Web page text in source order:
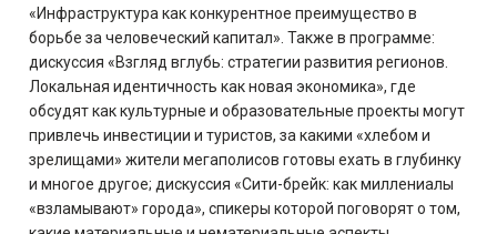
«Инфраструктура как конкурентное преимущество в
борьбе за человеческий капитал». Также в программе:
дискуссия «Взгляд вглубь: стратегии развития регионов.
Локальная идентичность как новая экономика», где
обсудят как культурные и образовательные проекты могут
привлечь инвестиции и туристов, за какими «хлебом и
зрелищами» жители мегаполисов готовы ехать в глубинку
и многое другое; дискуссия «Сити-брейк: как миллениалы
«взламывают» города», спикеры которой поговорят о том,